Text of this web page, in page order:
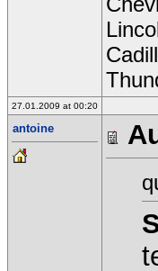
27.01.2009 at 00:20
antoine